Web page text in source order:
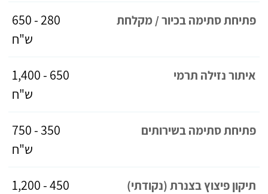
פתיחת סתימה בכיור / מקלחת
280 - 650
ש"ח
איתור נזילה תרמי
650 - 1,400
ש"ח
פתיחת סתימה בשירותים
350 - 750
ש"ח
תיקון פיצוץ בצנרת (נקודתי)
450 - 1,200